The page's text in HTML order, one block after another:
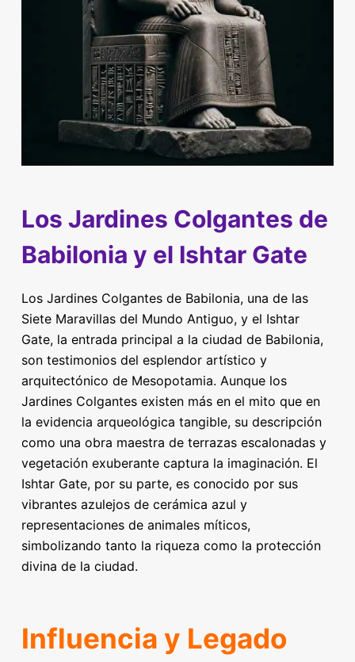
Los Jardines Colgantes de
Babilonia y el Ishtar Gate
Los Jardines Colgantes de Babilonia, una de las
Siete Maravillas del Mundo Antiguo, y el Ishtar
Gate, la entrada principal a la ciudad de Babilonia,
son testimonios del esplendor artístico y
arquitectónico de Mesopotamia. Aunque los
Jardines Colgantes existen más en el mito que en
la evidencia arqueológica tangible, su descripción
como una obra maestra de terrazas escalonadas y
vegetación exuberante captura la imaginación. El
Ishtar Gate, por su parte, es conocido por sus
vibrantes azulejos de cerámica azul y
representaciones de animales míticos,
simbolizando tanto la riqueza como la protección
divina de la ciudad.
Influencia y Legado